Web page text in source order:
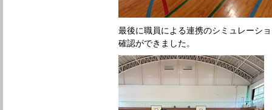
最後に職員による連携のシミュレーシ
確認ができました。